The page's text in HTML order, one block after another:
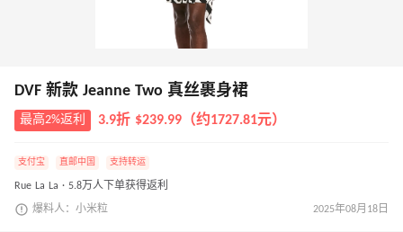
DVF 新款 Jeanne Two 真丝裹身裙
最高2%返利 3.9折 $239.99（约1727.81元）
支付宝 直邮中国 支持转运
Rue La La · 5.8万人下单获得返利
爆料人：小米粒 2025年08月18日